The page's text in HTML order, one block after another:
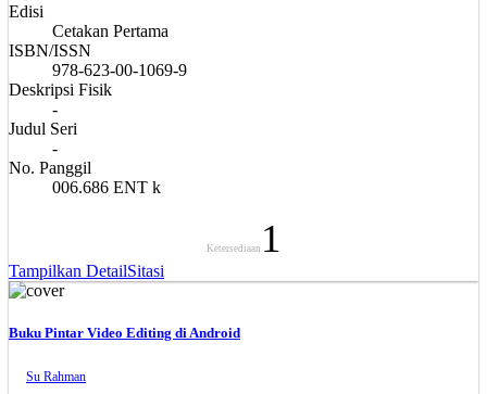
Edisi
Cetakan Pertama
ISBN/ISSN
978-623-00-1069-9
Deskripsi Fisik
-
Judul Seri
-
No. Panggil
006.686 ENT k
Ketersediaan 1
Tampilkan DetailSitasi
Buku Pintar Video Editing di Android
Su Rahman